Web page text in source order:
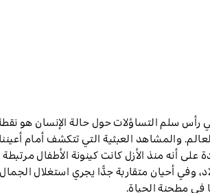
سلم التساؤلات حول حالة الإنسان هو
والمشاهد العبثية التي تتكشف أمام
أنه منذ الأزل كانت كينونة الأطفال
وفي أحيان متقاربة جدًّا يجري استغلال